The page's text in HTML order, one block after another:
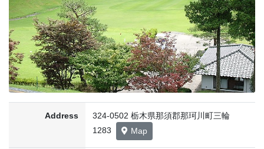
Address
324-0502 栃木県那須郡那珂川町三輪
1283
Map